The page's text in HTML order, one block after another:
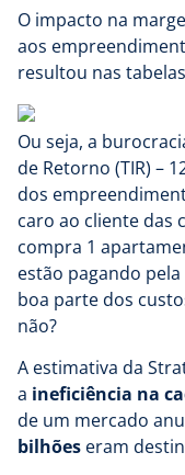
O impacto na
aos
resultou nas
Ou seja, a
de Retorno (TIR) –
dos
caro ao cliente das
compra 1
estão pagando
boa parte dos
não?
A estimativa da
a ineficiência na
de um mercado
bilhões eram